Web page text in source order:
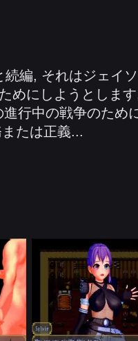
編, それはジェイ
めにしようとしま
行中の戦争のため
たは正義...